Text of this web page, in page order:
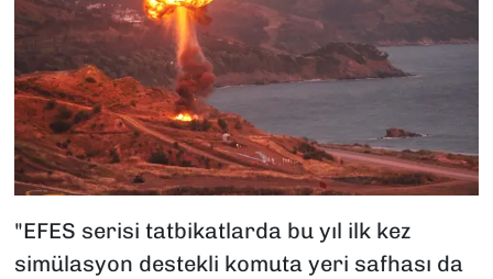
"EFES serisi tatbikatlarda bu yıl ilk kez
simülasyon destekli komuta yeri safhası da